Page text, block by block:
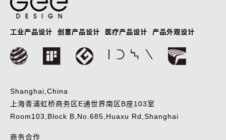
工业产品设计 创意产品设计 医疗产品设计 产品外观设计
Shanghai,China
上海青浦虹桥商务区E通世界南区B座103室
Room103,Block B,No.685,Huaxu Rd,Shanghai
商务合作